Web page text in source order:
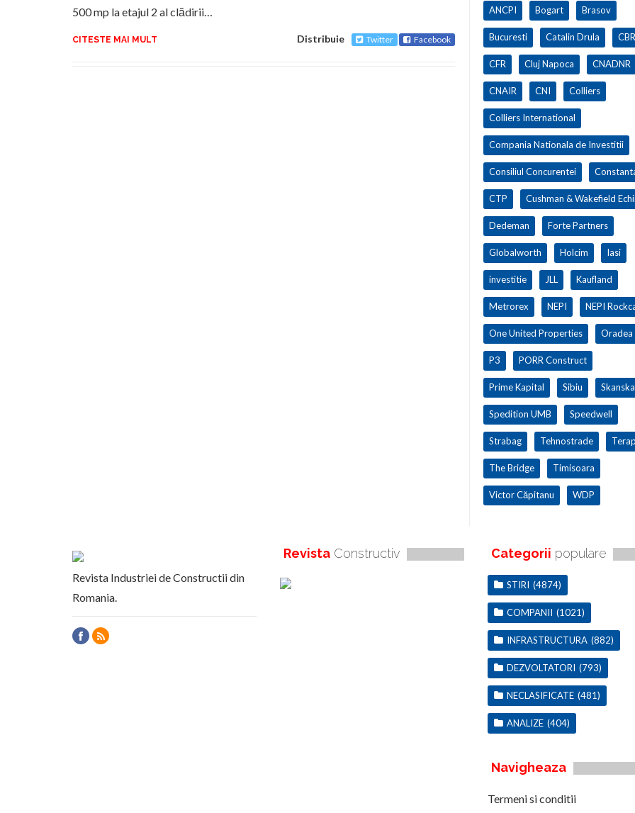
500 mp la etajul 2 al clădirii…
CITESTE MAI MULT Distribuie Twitter Facebook
ANCPI Bogart Brasov
Bucuresti Catalin Drula
CFR Cluj Napoca CNADNR
CNAIR CNI Colliers
Colliers International
Compania Nationala de Investitii
Consiliul Concurentei
CTP Cushman & Wakefield
Dedeman Forte Partners
Globalworth Holcim Iasi
investitie JLL Kaufland
Metrorex NEPI NEPI
One United Properties Oradea
P3 PORR Construct
Prime Kapital Sibiu Skanska
Spedition UMB Speedwell
Strabag Tehnostrade
The Bridge Timisoara
Victor Căpitanu WDP
Revista Industriei de Constructii din
Romania.
Revista Constructiv Categorii populare
STIRI (4874)
COMPANII (1021)
INFRASTRUCTURA (882)
DEZVOLTATORI (793)
NECLASIFICATE (481)
ANALIZE (404)
Navigheaza
Termeni si conditii